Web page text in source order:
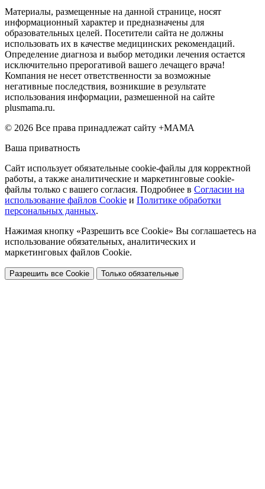
Материалы, размещенные на данной странице, носят
информационный характер и предназначены для
образовательных целей. Посетители сайта не должны
использовать их в качестве медицинских рекомендаций.
Определение диагноза и выбор методики лечения остается
исключительно прерогативой вашего лечащего врача!
Компания не несет ответственности за возможные
негативные последствия, возникшие в результате
использования информации, размешенной на сайте
plusmama.ru.
© 2026 Все права принадлежат сайту +МАМА
Ваша приватность
Сайт использует обязательные cookie-файлы для корректной
работы, а также аналитические и маркетинговые cookie-
файлы только с вашего согласия. Подробнее в Согласии на
использование файлов Cookie и Политике обработки
персональных данных.
Нажимая кнопку «Разрешить все Cookie» Вы соглашаетесь на
использование обязательных, аналитических и
маркетинговых файлов Cookie.
Разрешить все Cookie Только обязательные